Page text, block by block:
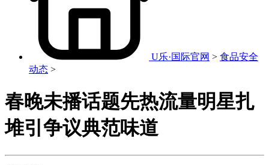
U乐·国际官网 > 食品安全
动态 >
春晚未播话题先热流量明星扎
堆引争议典范味道